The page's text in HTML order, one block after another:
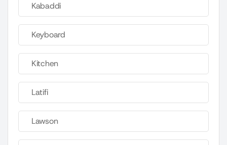
Kabaddi
Keyboard
Kitchen
Latifi
Lawson